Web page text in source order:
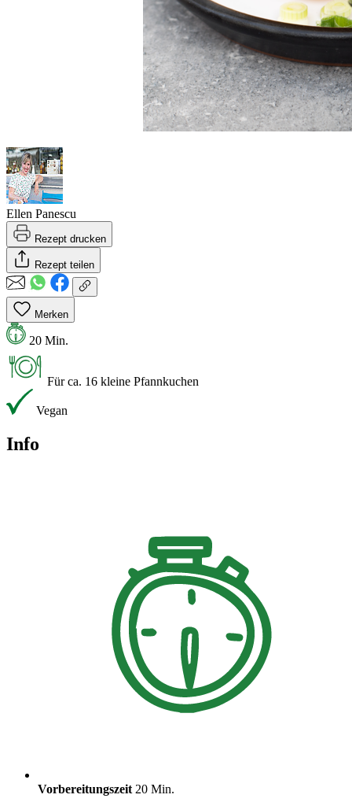
Ellen Panescu
Rezept drucken
Rezept teilen
Merken
20 Min.
Für ca. 16 kleine Pfannkuchen
Vegan
Info
Vorbereitungszeit 20 Min.